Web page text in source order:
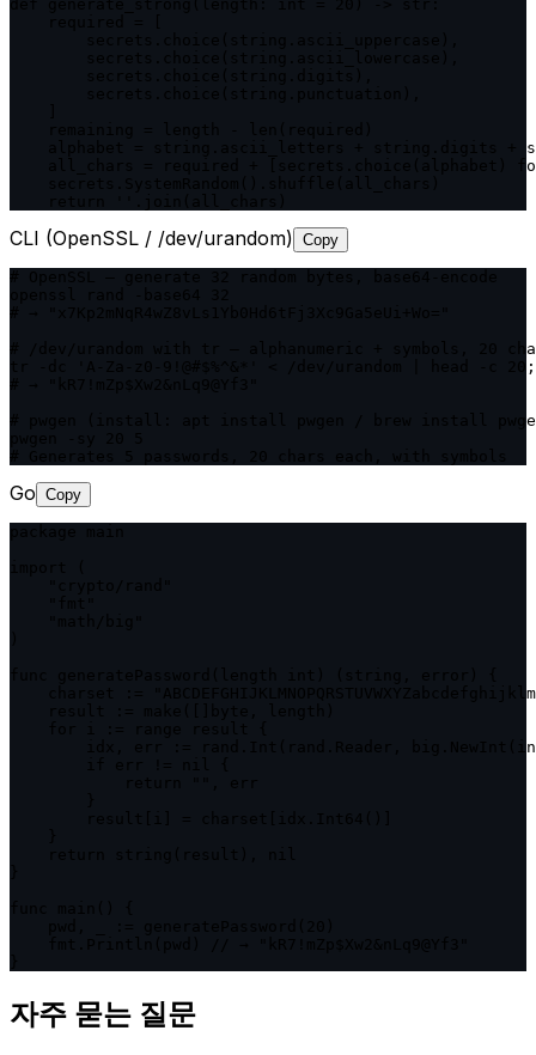
alphabet = string.ascii_letters + string.digits +
all_chars = required + [secrets.choice(alphabet)
CLI (OpenSSL / /dev/urandom) Copy
# /dev/urandom with tr — alphanumeric + symbols, 20
tr -dc 'A-Za-z0-9!@#$%^&*' < /dev/urandom | head -c
# pwgen (install: apt install pwgen / brew install
Go Copy
charset :=
idx, err := rand.Int(rand.Reader,
자주 묻는 질문